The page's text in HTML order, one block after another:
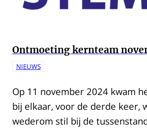
Ontmoeting kernteam
NIEUWS
Op 11 november 2024 kwam
bij elkaar, voor de derde keer,
wederom stil bij de